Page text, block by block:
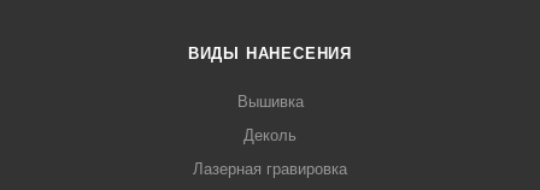
ВИДЫ НАНЕСЕНИЯ
Вышивка
Деколь
Лазерная гравировка